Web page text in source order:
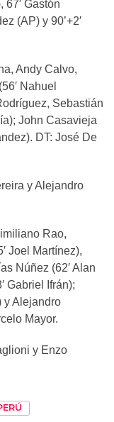
67′ Gastón
(AP) y 90’+2′
Andy Calvo,
Nahuel
Sebastián
John Casavieja
DT: José De
y Alejandro
Rao,
Joel Martínez),
Núñez (62′ Alan
Gabriel Ifrán);
y Alejandro
Mayor.
y Enzo